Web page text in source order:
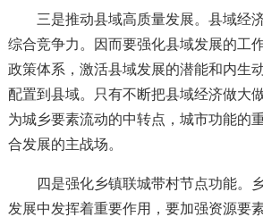
三是推动县域高质量发展。县域经
综合竞争力。因而要强化县域发展的工
政策体系，激活县域发展的潜能和内生
配置到县域。只有不断把县域经济做大
为城乡要素流动的中转点，城市功能的
合发展的主战场。
四是强化乡镇联城带村节点功能。
发展中发挥着重要作用，要加强资源要